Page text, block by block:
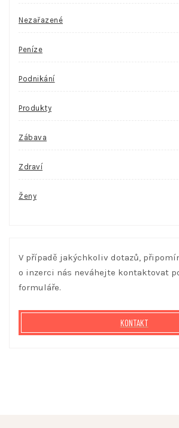
Nezařazené
Peníze
Podnikání
Produkty
Zábava
Zdraví
Ženy
V případě jakýchkoliv dotazů,
o inzerci nás neváhejte kontaktovat
formuláře.
KONTAKT